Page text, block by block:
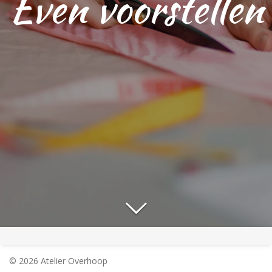
© 2026 Atelier Overhoop